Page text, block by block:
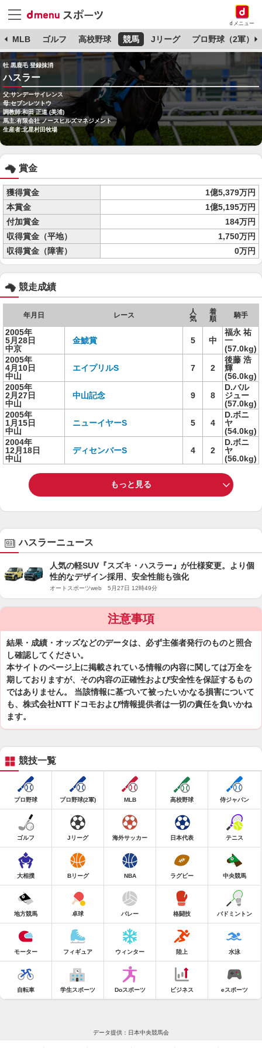
dメニュー
MLB ゴルフ 高校野球 競馬 Jリーグ プロ野球（2軍）
牡 黒鹿毛 登録抹消
ハスラー
父:サンデーサイレンス
母:セブンレツトウ
調教師:和田 正道 (美浦)
馬主:有限会社 ノースヒルズマネジメント
生産者:北星村田牧場
賞金
獲得賞金
1億5,379万円
本賞金
1億5,195万円
付加賞金
184万円
収得賞金（平地）
1,750万円
収得賞金（障害）
0万円
競走成績
年月日 レース
人
気
着
順
騎手
2005年
5月28日
中京
金鯱賞 5 中
福永 祐
一
(57.0kg)
2005年
4月10日
中山
エイプリルS 7 2
後藤 浩
輝
(56.0kg)
2005年
2月27日
中山
中山記念 9 8
D.バル
ジュー
(57.0kg)
2005年
1月15日
中山
ニューイヤーS 5 4
D.ボニ
ヤ
(54.0kg)
2004年
12月18日
中山
ディセンバーS 4 2
D.ボニ
ヤ
(56.0kg)
もっと見る
ハスラーニュース
人気の軽SUV『スズキ・ハスラー』が仕様変更。より個
性的なデザイン採用、安全性能も強化
オートスポーツweb 5月27日 12時49分
注意事項
結果・成績・オッズなどのデータは、必ず主催者発行のものと照合
し確認してください。
本サイトのページ上に掲載されている情報の内容に関しては万全を
期しておりますが、その内容の正確性および安全性を保証するもの
ではありません。 当該情報に基づいて被ったいかなる損害について
も、株式会社NTTドコモおよび情報提供者は一切の責任を負いかね
ます。
競技一覧
プロ野球 プロ野球(2軍) MLB 高校野球 侍ジャパン
ゴルフ Jリーグ 海外サッカー 日本代表 テニス
大相撲 Bリーグ NBA ラグビー 中央競馬
地方競馬 卓球 バレー 格闘技 バドミントン
モーター フィギュア ウィンター 陸上 水泳
自転車 学生スポーツ Doスポーツ ビジネス eスポーツ
データ提供：日本中央競馬会